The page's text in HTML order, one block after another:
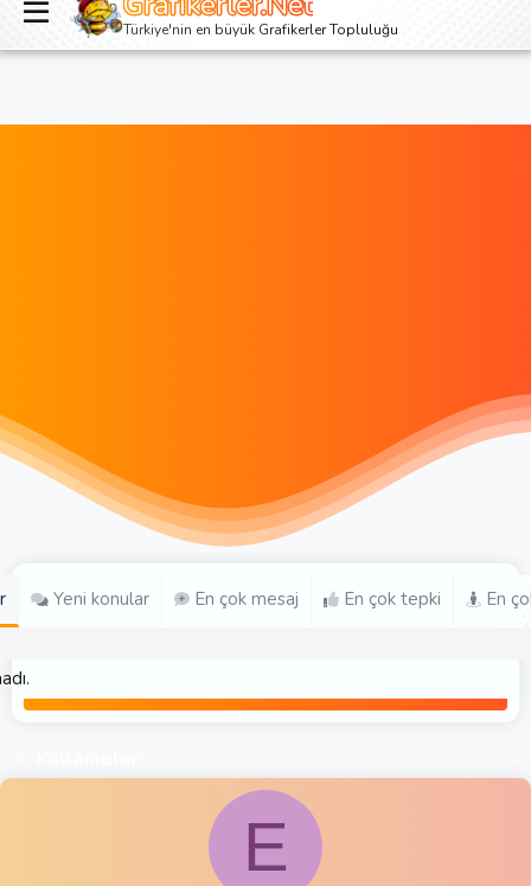
Giriş yap Kayıt ol
Türkiye'nin en büyük Grafikerler Topluluğu
Yeni konular En çok mesaj En çok tepki En
E